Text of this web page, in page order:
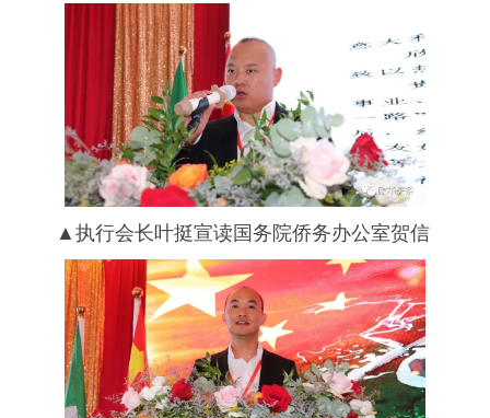
▲执行会长叶挺宣读国务院侨务办公室贺信